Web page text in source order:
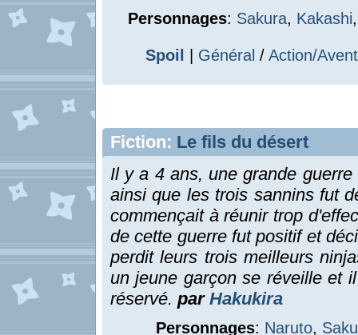
Personnages: Sakura, Kakashi
Spoil Général / Action/
Fiction: Le fils du désert
Il y a 4 ans, une grande
ainsi que les trois sannins fut
commençait à réunir trop
de cette guerre fut positif et
perdit leurs trois meilleurs
un jeune garçon se réveille et
réservé. par Hakukira
Personnages: Naruto,